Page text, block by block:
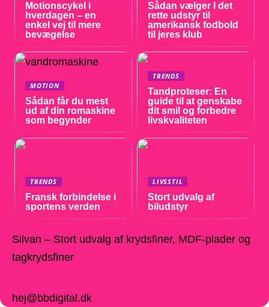
Motionscykel i
hverdagen – en
enkel vej til mere
bevægelse
Sådan vælger I det
rette udstyr til
amerikansk fodbold
til jeres klub
MOTION
Sådan får du mest
ud af din romaskine
som begynder
TRENDS
Tandproteser: En
guide til at genskabe
dit smil og forbedre
livskvaliteten
TRENDS
Fransk forbindelse i
sportens verden
LIVSSTIL
Stort udvalg af
biludstyr
Silvan – Stort udvalg af krydsfiner, MDF-plader og
tagkrydsfiner
hej@bbdigital.dk